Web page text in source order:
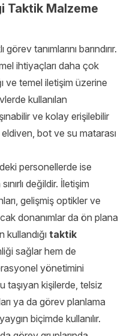
Taktik Malzeme
tanımlarını barındırır.
ihtiyaçları daha çok
ve temel iletişim üzerine
kullanılan
ve kolay erişilebilir
bot ve su matarası
personellerde ise
değildir. İletişim
gelişmiş optikler ve
donanımlar da ön plana
kullandığı taktik
sağlar hem de
yönetimini
taşıyan kişilerde, telsiz
ya da görev planlama
biçimde kullanılır.